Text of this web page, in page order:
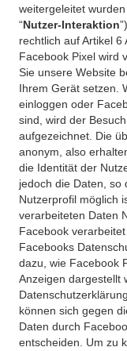
weitergeleitet wurden
“Nutzer-Interaktion
rechtlich auf Artikel 6
Facebook Pixel wird
Sie unsere Website
Ihrem Gerät setzen.
einloggen oder
sind, wird der
aufgezeichnet. Die
anonym, also
die Identität der
jedoch die Daten, so
Nutzerprofil möglich
verarbeiteten Daten
Facebook
Facebooks
dazu, wie Facebook
Anzeigen dargestellt
können sich gegen
Daten durch
entscheiden. Um zu